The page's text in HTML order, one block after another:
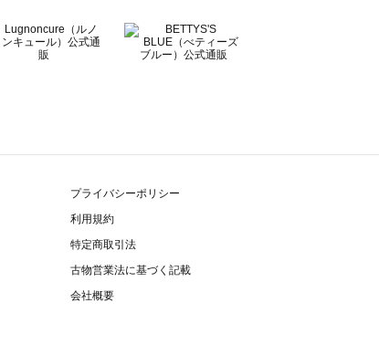
プライバシーポリシー
利用規約
特定商取引法
古物営業法に基づく記載
会社概要